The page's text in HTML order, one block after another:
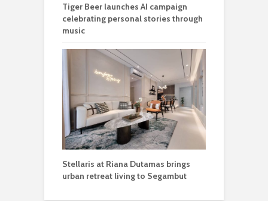
Tiger Beer launches AI campaign
celebrating personal stories through
music
Stellaris at Riana Dutamas brings
urban retreat living to Segambut